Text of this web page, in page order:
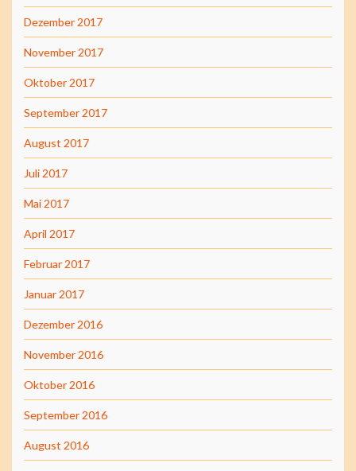
Dezember 2017
November 2017
Oktober 2017
September 2017
August 2017
Juli 2017
Mai 2017
April 2017
Februar 2017
Januar 2017
Dezember 2016
November 2016
Oktober 2016
September 2016
August 2016